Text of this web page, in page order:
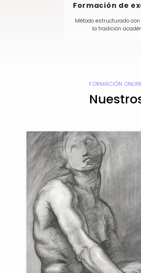
Formación de
Método estructurado
la tradición
FORMACIÓN